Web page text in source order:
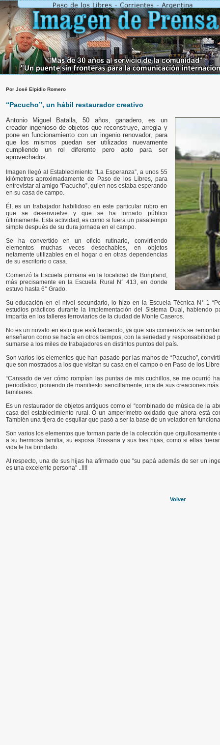
Por José Elpidio Romero
“Pacucho”, un hábil restaurador creativo
Antonio Miguel Batalla, 50 años, ganadero, es un
creador ingenioso de objetos que reconstruye, arregla y
pone en funcionamiento con un ingenio renovador, para
que los mismos puedan ser utilizados nuevamente
cumpliendo un rol diferente pero apto para ser
aprovechados.
Imagen llegó al Establecimiento “La Esperanza”, a unos 55
kilómetros aproximadamente de Paso de los Libres, para
entrevistar al amigo “Pacucho”, quien nos estaba esperando
en su casa de campo.
Él, es un trabajador habilidoso en este particular rubro en
que se desenvuelve y que se ha tornado público
últimamente. Esta actividad, es como si fuera un pasatiempo
simple después de su dura jornada en el campo.
Se ha convertido en un oficio rutinario, convirtiendo
elementos muchas veces desechables, en objetos
netamente utilizables en el hogar o en otras dependencias
de su escritorio o casa.
Comenzó la Escuela primaria en la localidad de Bonpland,
más precisamente en la Escuela Rural N° 413, en donde
estuvo hasta 6° Grado.
Su educación en el nivel secundario, lo hizo en la Escuela Técnica N° 1
estudios prácticos durante la implementación del Sistema Dual, habiendo
impartía en los talleres ferroviarios de la ciudad de Monte Caseros.
No es un novato en esto que está haciendo, ya que sus comienzos se
enseñaron como se hacía en otros tiempos, con la seriedad y
sumarse a los miles de trabajadores en distintos puntos del país.
Son varios los elementos que han pasado por las manos de “Pacucho”,
que son mostrados a los que visitan su casa en el campo o en Paso de los
“Cansado de ver cómo rompían las puntas de mis cuchillos, se me ocurrió
periodístico, poniendo de manifiesto sencillamente, una de sus creaciones
familiares.
Es un restaurador de objetos antiguos como el “combinado de música de la
casa del establecimiento rural. O un amperímetro oxidado que ahora está
También una tijera de esquilar que pasó a ser la base de un velador en
Son varios los elementos que forman parte de la colección que orgullosamente
a su hermosa familia, su esposa Rossana y sus tres hijas, como si ellas
vida le ha brindado.
Al respecto, una de sus hijas ha afirmado que "su papá además de ser un
es una excelente persona" ..!!!!
Volver